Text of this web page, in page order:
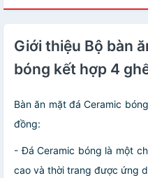
Giới thiệu Bộ bàn
bóng kết hợp 4
Bàn ăn mặt đá Ceramic
đồng:
- Đá Ceramic bóng là một
cao và thời trang được ứng